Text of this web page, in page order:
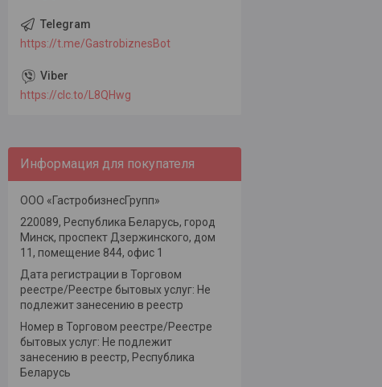
https://t.me/GastrobiznesBot
https://clc.to/L8QHwg
Информация для покупателя
ООО «ГастробизнесГрупп»
220089, Республика Беларусь, город
Минск, проспект Дзержинского, дом
11, помещение 844, офис 1
Дата регистрации в Торговом
реестре/Реестре бытовых услуг: Не
подлежит занесению в реестр
Номер в Торговом реестре/Реестре
бытовых услуг: Не подлежит
занесению в реестр, Республика
Беларусь